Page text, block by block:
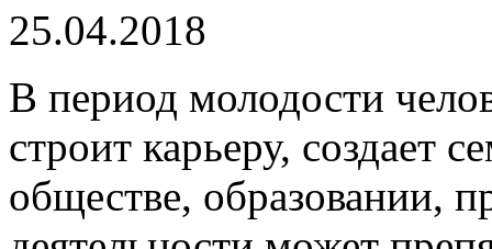
25.04.2018
В период молодости
строит карьеру, создает
обществе, образовании,